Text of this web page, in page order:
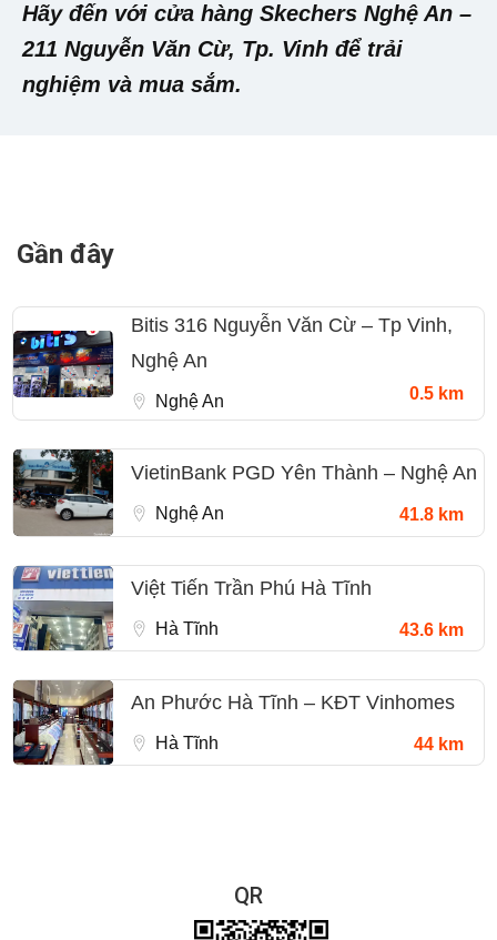
Hãy đến với cửa hàng Skechers Nghệ An –
211 Nguyễn Văn Cừ, Tp. Vinh để trải
nghiệm và mua sắm.
Gần đây
Bitis 316 Nguyễn Văn Cừ – Tp Vinh,
Nghệ An
Nghệ An 0.5 km
VietinBank PGD Yên Thành – Nghệ An
Nghệ An 41.8 km
Việt Tiến Trần Phú Hà Tĩnh
Hà Tĩnh 43.6 km
An Phước Hà Tĩnh – KĐT Vinhomes
Hà Tĩnh 44 km
QR